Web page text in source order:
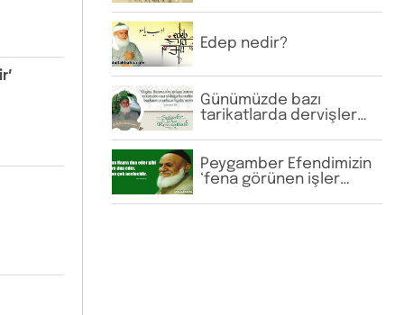
Edep nedir?
Günümüzde bazı
tarikatlarda dervişler
etmektedir. Bu anlayış
doğru mudur?
Peygamber Efendimizin
‘fena görünen işler